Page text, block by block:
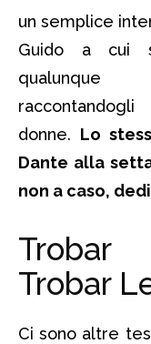
un semplice
Guido a cui
qualunque
donne. Lo
Dante alla
non a caso,
Trobar
Ci sono altre